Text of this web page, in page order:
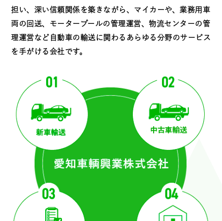
担い、深い信頼関係を築きながら、マイカーや、業務用車
両の回送、モータープールの管理運営、物流センターの管
理運営など自動車の輸送に関わるあらゆる分野のサービス
を手がける会社です。